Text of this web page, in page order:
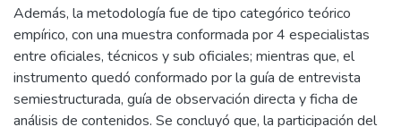
Además, la metodología fue de tipo categórico teórico
empírico, con una muestra conformada por 4 especialistas
entre oficiales, técnicos y sub oficiales; mientras que, el
instrumento quedó conformado por la guía de entrevista
semiestructurada, guía de observación directa y ficha de
análisis de contenidos. Se concluyó que, la participación del